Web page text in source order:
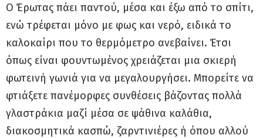
Ο Έρωτας πάει παντού, μέσα και έξω από το σπίτι,
ενώ τρέφεται μόνο με φως και νερό, ειδικά το
καλοκαίρι που το θερμόμετρο ανεβαίνει. Έτσι
όπως είναι φουντωμένος χρειάζεται μια σκιερή
φωτεινή γωνιά για να μεγαλουργήσει. Μπορείτε να
φτιάξετε πανέμορφες συνθέσεις βάζοντας πολλά
γλαστράκια μαζί μέσα σε ψάθινα καλάθια,
διακοσμητικά κασπώ, ζαρντινιέρες ή όπου αλλού